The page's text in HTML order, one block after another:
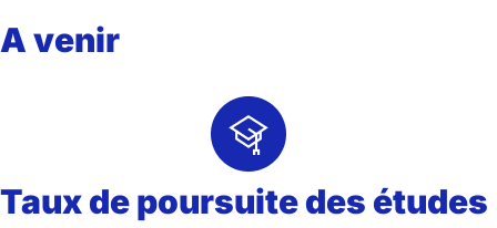
A venir
Taux de poursuite des études